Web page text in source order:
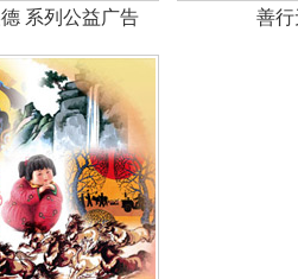
系列公益广告 善